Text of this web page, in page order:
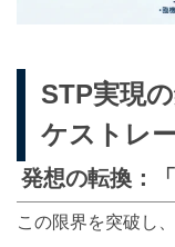
STP実現
ケストレ
発想の転換：
この限界を突破し